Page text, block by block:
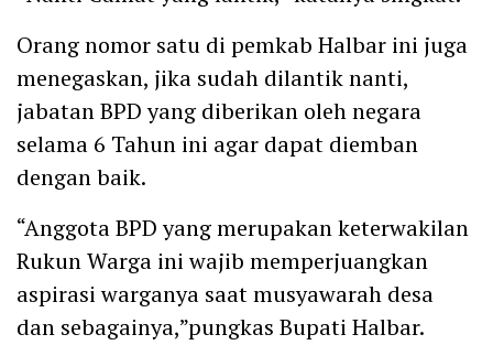
Orang nomor satu di pemkab Halbar ini juga
menegaskan, jika sudah dilantik nanti,
jabatan BPD yang diberikan oleh negara
selama 6 Tahun ini agar dapat diemban
dengan baik.
“Anggota BPD yang merupakan keterwakilan
Rukun Warga ini wajib memperjuangkan
aspirasi warganya saat musyawarah desa
dan sebagainya,”pungkas Bupati Halbar.